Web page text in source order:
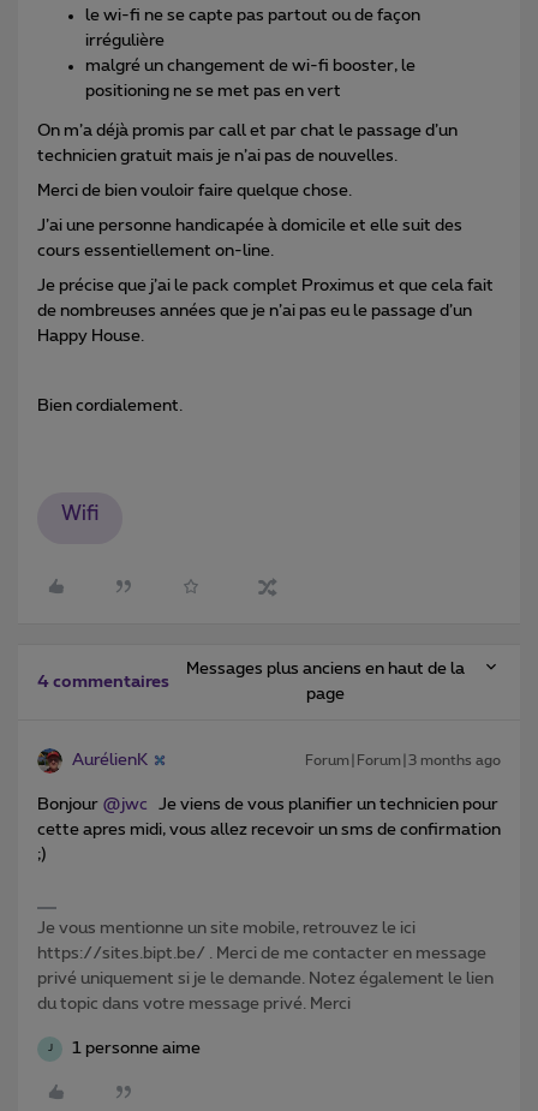
le wi-fi ne se capte pas partout ou de façon
irrégulière
malgré un changement de wi-fi booster, le
positioning ne se met pas en vert
On m’a déjà promis par call et par chat le passage d’un
technicien gratuit mais je n’ai pas de nouvelles.
Merci de bien vouloir faire quelque chose.
J’ai une personne handicapée à domicile et elle suit des
cours essentiellement on-line.
Je précise que j’ai le pack complet Proximus et que cela fait
de nombreuses années que je n’ai pas eu le passage d’un
Happy House.
Bien cordialement.
Wifi
4 commentaires
Messages plus anciens en haut de la
page
AurélienK Forum|Forum|3 months ago
Bonjour ​ @jwc Je viens de vous planifier un technicien pour
cette apres midi, vous allez recevoir un sms de confirmation
;)
Je vous mentionne un site mobile, retrouvez le ici
https://sites.bipt.be/ . Merci de me contacter en message
privé uniquement si je le demande. Notez également le lien
du topic dans votre message privé. Merci
J 1 personne aime